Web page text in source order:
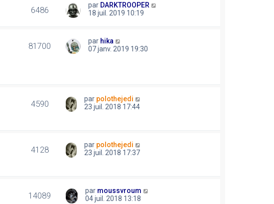
6486 par DARKTROOPER
18 juil. 2019 10:19
81700 par hika
07 janv. 2019 19:30
4590 par polothejedi
23 juil. 2018 17:44
4128 par polothejedi
23 juil. 2018 17:37
14089 par moussvroum
04 juil. 2018 13:18